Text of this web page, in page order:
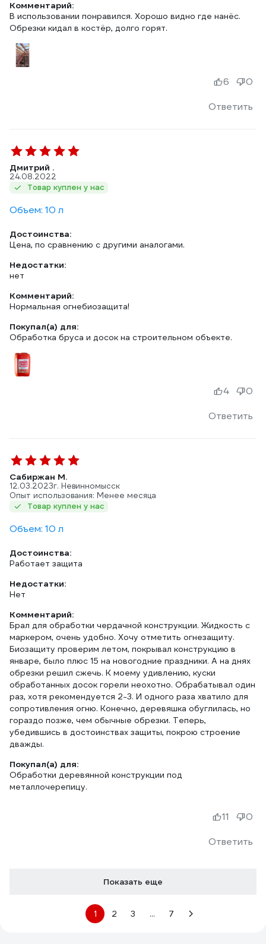
Комментарий:
В использовании понравился. Хорошо видно где нанёс.
Обрезки кидал в костёр, долго горят.
Ответить
6 0
Дмитрий .
24.08.2022
Товар куплен у нас
Объем: 10 л
Достоинства:
Цена, по сравнению с другими аналогами.
Недостатки:
нет
Комментарий:
Нормальная огнебиозащита!
Покупал(а) для:
Обработка бруса и досок на строительном объекте.
Ответить
4 0
Сабиржан М.
12.03.2023г. Невинномысск
Опыт использования: Менее месяца
Товар куплен у нас
Объем: 10 л
Достоинства:
Работает защита
Недостатки:
Нет
Комментарий:
Брал для обработки чердачной конструкции. Жидкость с
маркером, очень удобно. Хочу отметить огнезащиту.
Биозащиту проверим летом, покрывал конструкцию в
январе, было плюс 15 на новогодние праздники. А на днях
обрезки решил сжечь. К моему удивлению, куски
обработанных досок горели неохотно. Обрабатывал один
раз, хотя рекомендуется 2-3. И одного раза хватило для
сопротивления огню. Конечно, деревяшка обуглилась, но
гораздо позже, чем обычные обрезки. Теперь,
убедившись в достоинствах защиты, покрою строение
дважды.
Покупал(а) для:
Обработки деревянной конструкции под
металлочерепицу.
Ответить
11 0
Показать еще
1 2 3 ... 7